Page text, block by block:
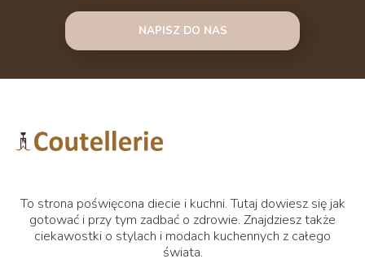
NAPISZ DO NAS
To strona poświęcona diecie i kuchni. Tutaj dowiesz się jak
gotować i przy tym zadbać o zdrowie. Znajdziesz także
ciekawostki o stylach i modach kuchennych z całego
świata.